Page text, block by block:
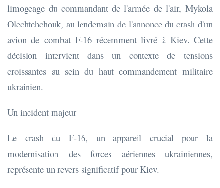
limogeage du commandant de l'armée de l'air, Mykola
Olechtchchouk, au lendemain de l'annonce du crash d'un
avion de combat F-16 récemment livré à Kiev. Cette
décision intervient dans un contexte de tensions
croissantes au sein du haut commandement militaire
ukrainien.
Un incident majeur
Le crash du F-16, un appareil crucial pour la
modernisation des forces aériennes ukrainiennes,
représente un revers significatif pour Kiev.